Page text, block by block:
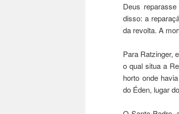
Deus
disso: a
da revolta. A
Para Ratzinger,
o qual situa a
horto onde
do Éden, lugar